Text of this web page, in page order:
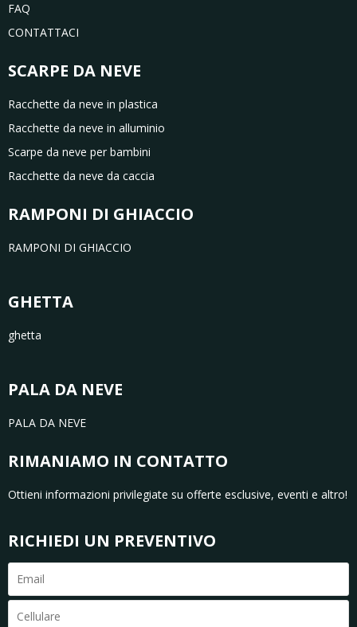
FAQ
CONTATTACI
SCARPE DA NEVE
Racchette da neve in plastica
Racchette da neve in alluminio
Scarpe da neve per bambini
Racchette da neve da caccia
RAMPONI DI GHIACCIO
RAMPONI DI GHIACCIO
GHETTA
ghetta
PALA DA NEVE
PALA DA NEVE
RIMANIAMO IN CONTATTO
Ottieni informazioni privilegiate su offerte esclusive, eventi e altro!
RICHIEDI UN PREVENTIVO